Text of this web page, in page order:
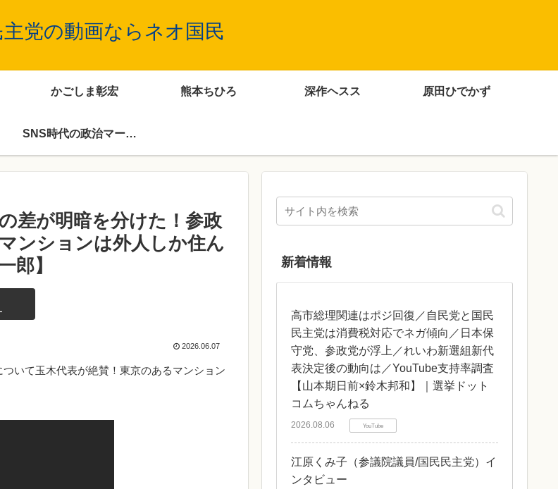
主党の動画ならネオ国民
かごしま彰宏 熊本ちひろ 深作ヘスス 原田ひでかず
SNS時代の政治マーケティング
差が明暗を分けた！参政
ンションは外人しか住ん
郎】
2026.06.07
いて玉木代表が絶賛！東京のあるマンション
新着情報
高市総理関連はポジ回復／自民党と国民
民主党は消費税対応でネガ傾向／日本保
守党、参政党が浮上／れいわ新選組新代
表決定後の動向は／YouTube支持率調査
【山本期日前×鈴木邦和】｜選挙ドット
コムちゃんねる
2026.08.06 YouTube
江原くみ子（参議院議員/国民民主党）イ
ンタビュー